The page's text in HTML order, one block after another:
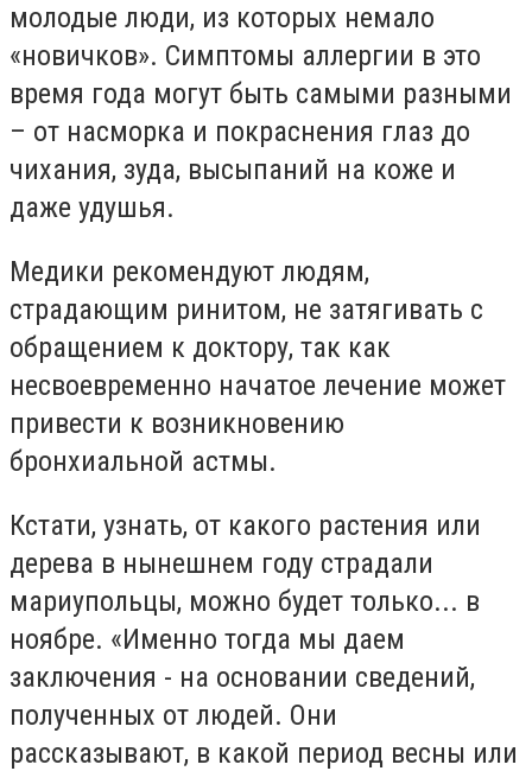
молодые люди, из которых немало
«новичков». Симптомы аллергии в это
время года могут быть самыми разными
– от насморка и покраснения глаз до
чихания, зуда, высыпаний на коже и
даже удушья.
Медики рекомендуют людям,
страдающим ринитом, не затягивать с
обращением к доктору, так как
несвоевременно начатое лечение может
привести к возникновению
бронхиальной астмы.
Кстати, узнать, от какого растения или
дерева в нынешнем году страдали
мариупольцы, можно будет только... в
ноябре. «Именно тогда мы даем
заключения - на основании сведений,
полученных от людей. Они
рассказывают, в какой период весны или